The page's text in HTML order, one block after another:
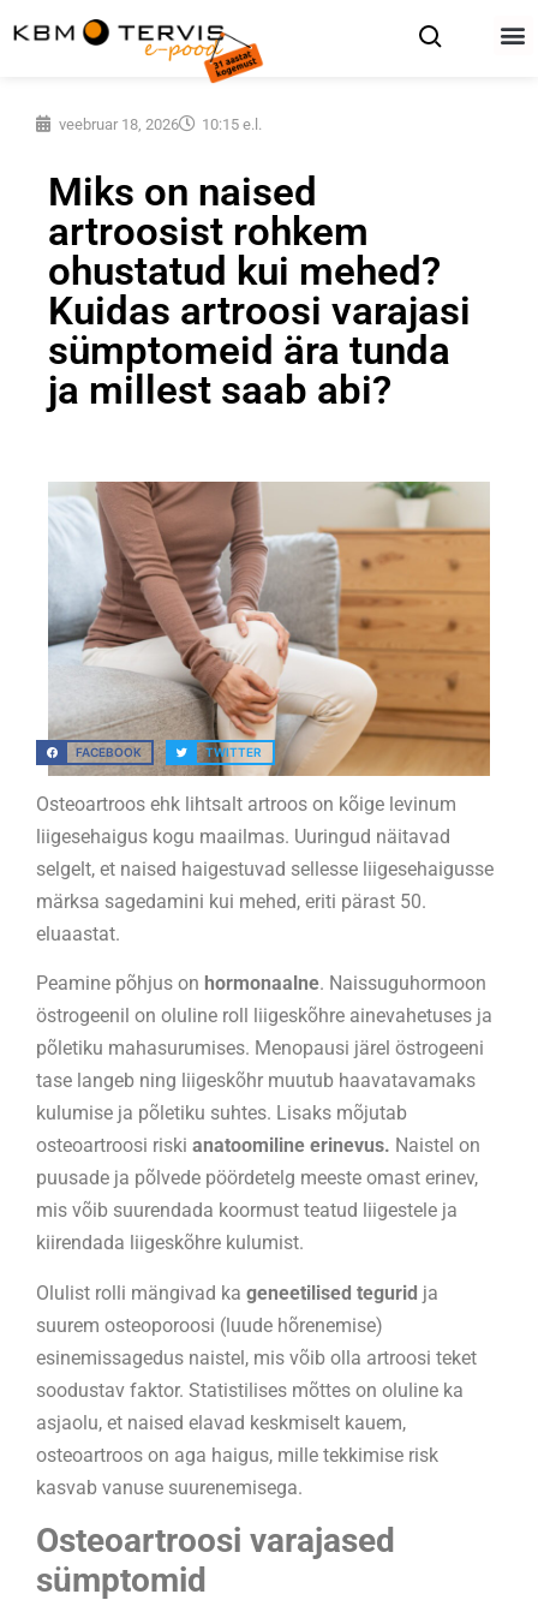
veebruar 18, 2026 10:15 e.l.
Miks on naised
artroosist rohkem
ohustatud kui mehed?
Kuidas artroosi varajasi
sümptomeid ära tunda
ja millest saab abi?
FACEBOOK TWITTER
Osteoartroos ehk lihtsalt artroos on kõige levinum
liigesehaigus kogu maailmas. Uuringud näitavad
selgelt, et naised haigestuvad sellesse liigesehaigusse
märksa sagedamini kui mehed, eriti pärast 50.
eluaastat.
Peamine põhjus on hormonaalne. Naissuguhormoon
östrogeenil on oluline roll liigeskõhre ainevahetuses ja
põletiku mahasurumises. Menopausi järel östrogeeni
tase langeb ning liigeskõhr muutub haavatavamaks
kulumise ja põletiku suhtes. Lisaks mõjutab
osteoartroosi riski anatoomiline erinevus. Naistel on
puusade ja põlvede pöördetelg meeste omast erinev,
mis võib suurendada koormust teatud liigestele ja
kiirendada liigeskõhre kulumist.
Olulist rolli mängivad ka geneetilised tegurid ja
suurem osteoporoosi (luude hõrenemise)
esinemissagedus naistel, mis võib olla artroosi teket
soodustav faktor. Statistilises mõttes on oluline ka
asjaolu, et naised elavad keskmiselt kauem,
osteoartroos on aga haigus, mille tekkimise risk
kasvab vanuse suurenemisega.
Osteoartroosi varajased
sümptomid